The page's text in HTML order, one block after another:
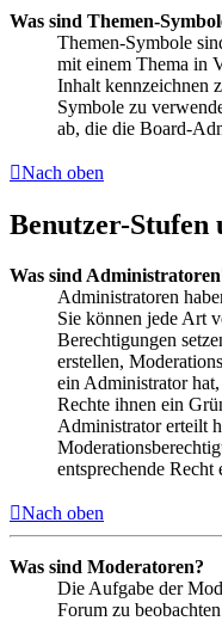
Was sind Themen-
Themen-Symbole
mit einem Thema in
Inhalt kennzeichnen
Symbole zu
ab, die die Board-
Nach oben
Benutzer-Stufen
Was sind
Administratoren
Sie können jede Art
Berechtigungen
erstellen,
ein Administrator
Rechte ihnen ein
Administrator erteilt
entsprechende Recht
Nach oben
Was sind Moderatoren?
Die Aufgabe der
Forum zu